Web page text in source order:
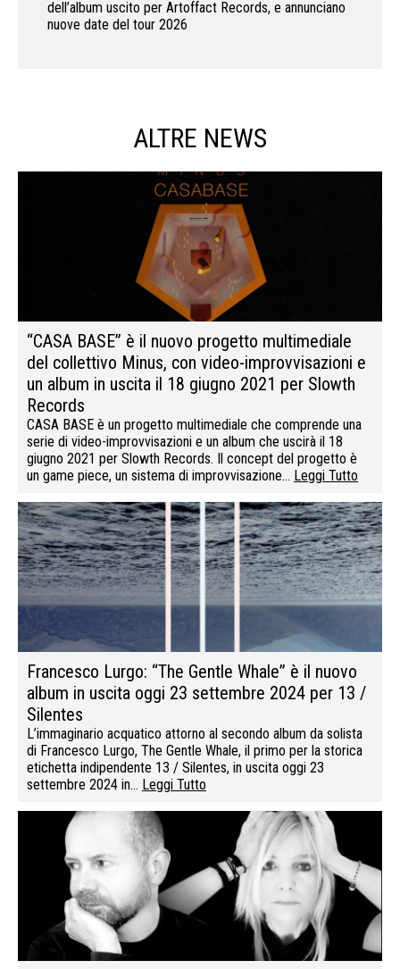
dell’album uscito per Artoffact Records, e annunciano
nuove date del tour 2026
ALTRE NEWS
“CASA BASE” è il nuovo progetto multimediale
del collettivo Minus, con video-improvvisazioni e
un album in uscita il 18 giugno 2021 per Slowth
Records
CASA BASE è un progetto multimediale che comprende una
serie di video-improvvisazioni e un album che uscirà il 18
giugno 2021 per Slowth Records. Il concept del progetto è
un game piece, un sistema di improvvisazione… Leggi Tutto
Francesco Lurgo: “The Gentle Whale” è il nuovo
album in uscita oggi 23 settembre 2024 per 13 /
Silentes
L’immaginario acquatico attorno al secondo album da solista
di Francesco Lurgo, The Gentle Whale, il primo per la storica
etichetta indipendente 13 / Silentes, in uscita oggi 23
settembre 2024 in… Leggi Tutto